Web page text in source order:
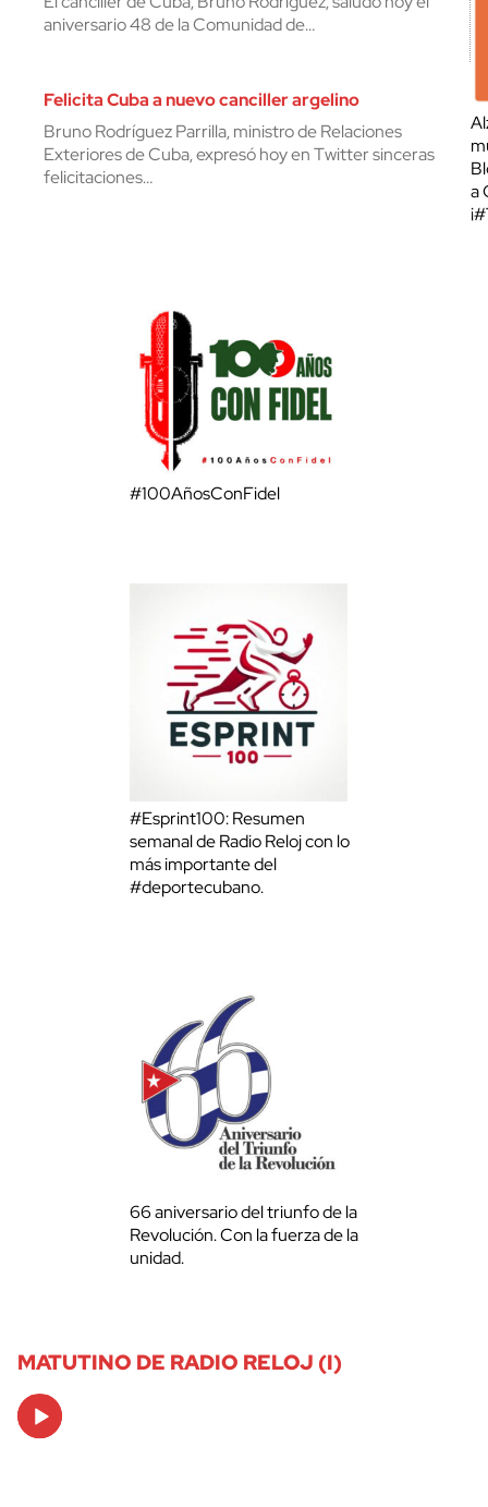
aniversario 48 de la Comunidad de…
Felicita Cuba a nuevo canciller argelino
Bruno Rodríguez Parrilla, ministro de Relaciones
Exteriores de Cuba, expresó hoy en Twitter sinceras
felicitaciones…
a
#100AñosConFidel
#Esprint100: Resumen
semanal de Radio Reloj con lo
más importante del
#deportecubano.
66 aniversario del triunfo de la
Revolución. Con la fuerza de la
unidad.
MATUTINO DE RADIO RELOJ (I)
Audio
Player